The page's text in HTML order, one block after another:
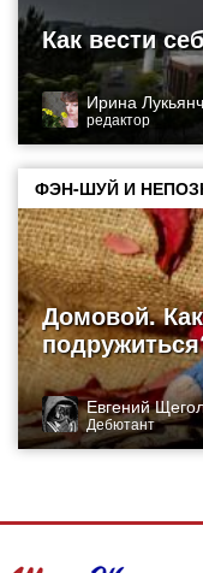
Как вести
Ирина
редактор
ФЭН-ШУЙ И
Домовой.
Евгений
Дебютант